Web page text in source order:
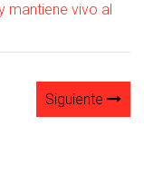
mantiene vivo al
Siguiente